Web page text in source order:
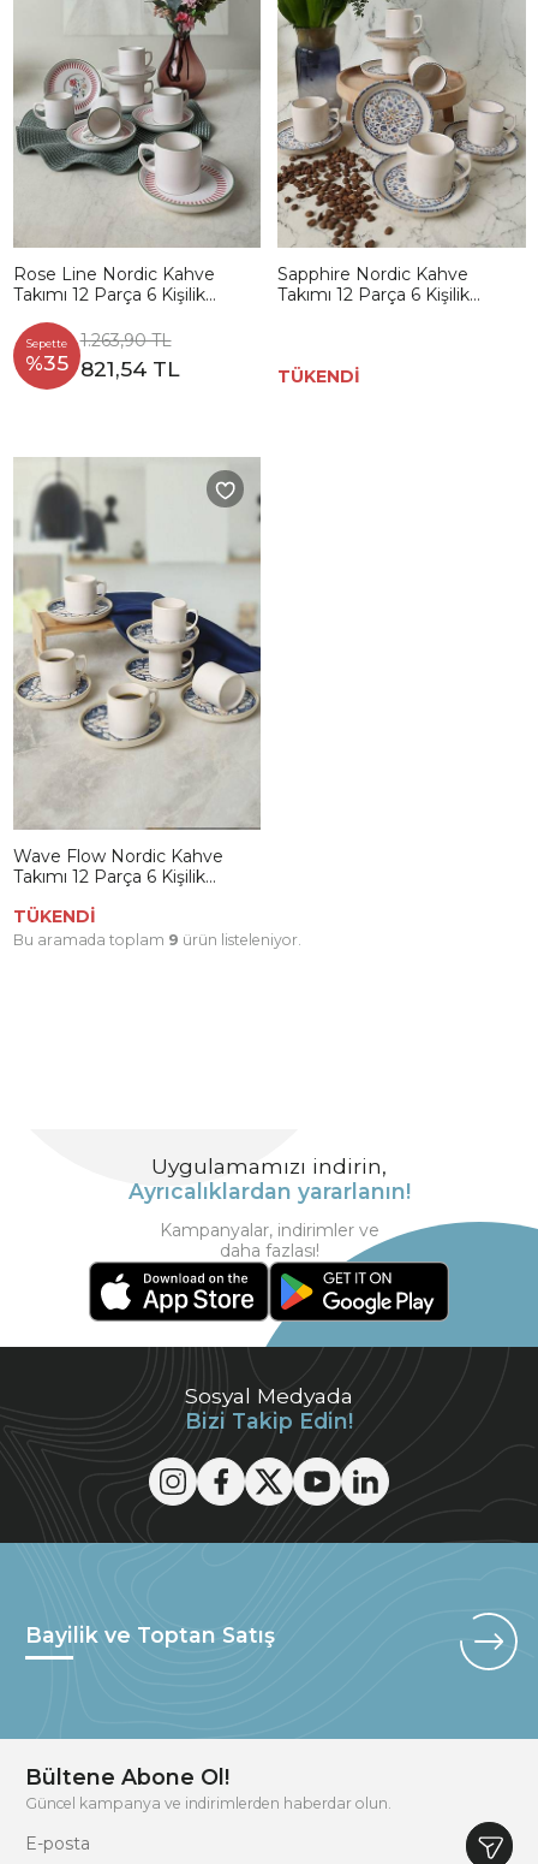
Rose Line Nordic Kahve
Takımı 12 Parça 6 Kişilik
Sepette
%35
1.263,90 TL
821,54 TL
Sapphire Nordic Kahve
Takımı 12 Parça 6 Kişilik
TÜKENDİ
Wave Flow Nordic Kahve
Takımı 12 Parça 6 Kişilik
TÜKENDİ
Bu aramada toplam 9 ürün listeleniyor.
Sosyal Medyada
Bizi Takip Edin!
Uygulamamızı indirin,
Ayrıcalıklardan yararlanın!
Kampanyalar, indirimler ve
daha fazlası!
Bayilik ve Toptan Satış
Bültene Abone Ol!
Güncel kampanya ve indirimlerden haberdar olun.